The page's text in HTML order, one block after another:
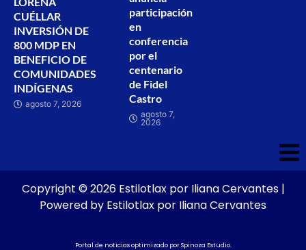
CUÉLLAR
INVERSIÓN DE
800 MDP EN
BENEFICIO DE
COMUNIDADES
INDÍGENAS
agosto 7, 2026
participación
en
conferencia
por el
centenario
de Fidel
Castro
agosto 7,
2026
Copyright © 2026 Estilotlax por Iliana Cervantes |
Powered by Estilotlax por Iliana Cervantes
Portal de noticias optimizado porSpinoza Estudio.